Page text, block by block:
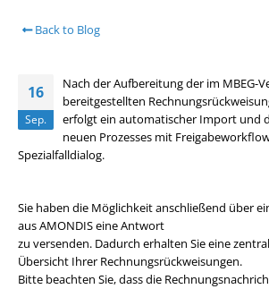
Back to Blog
16
Sep.
Nach der Aufbereitung der im MBEG-
bereitgestellten
erfolgt ein automatischer Import und
neuen Prozesses mit
Spezialfalldialog.
Sie haben die Möglichkeit anschließend über
aus AMONDIS eine Antwort
zu versenden. Dadurch erhalten Sie eine
Übersicht Ihrer Rechnungsrückweisungen.
Bitte beachten Sie, dass die